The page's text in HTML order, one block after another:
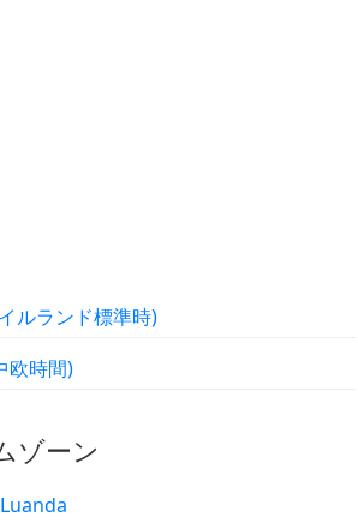
アイルランド標準時)
(中欧時間)
ゾーン